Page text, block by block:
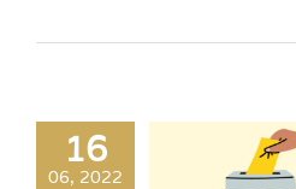
16
06, 2022